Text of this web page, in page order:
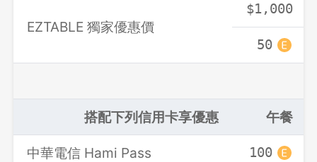
EZTABLE 獨家優惠價
$1,000
50
搭配下列信用卡享優惠 午餐
中華電信 Hami Pass 100